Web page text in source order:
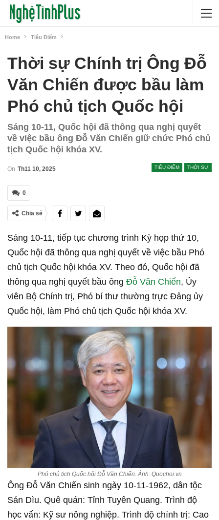
Home Tiêu Điểm
Thời sự Chính trị Ông Đỗ
Văn Chiến được bầu làm
Phó chủ tịch Quốc hội
Sáng 10-11, Quốc hội đã thông qua nghị quyết
về việc bầu ông Đỗ Văn Chiến giữ chức Phó chủ
tịch Quốc hội khóa XV.
TIÊU ĐIỂM THỜI SỰ
On Th11 10, 2025
0
Chia sẻ
Sáng 10-11, tiếp tục chương trình Kỳ họp thứ 10,
Quốc hội đã thông qua nghị quyết về việc bầu Phó
chủ tịch Quốc hội khóa XV. Theo đó, Quốc hội đã
thông qua nghị quyết bầu ông Đỗ Văn Chiến, Ủy
viên Bộ Chính trị, Phó bí thư thường trực Đảng ủy
Quốc hội, làm Phó chủ tịch Quốc hội khóa XV.
Phó chủ tịch Quốc hội Đỗ Văn Chiến. Ảnh: Quochoi.vn
Ông Đỗ Văn Chiến sinh ngày 10-11-1962, dân tộc
Sán Dìu. Quê quán: Tỉnh Tuyên Quang. Trình độ
học vấn: Kỹ sư nông nghiệp. Trình độ chính trị: Cao